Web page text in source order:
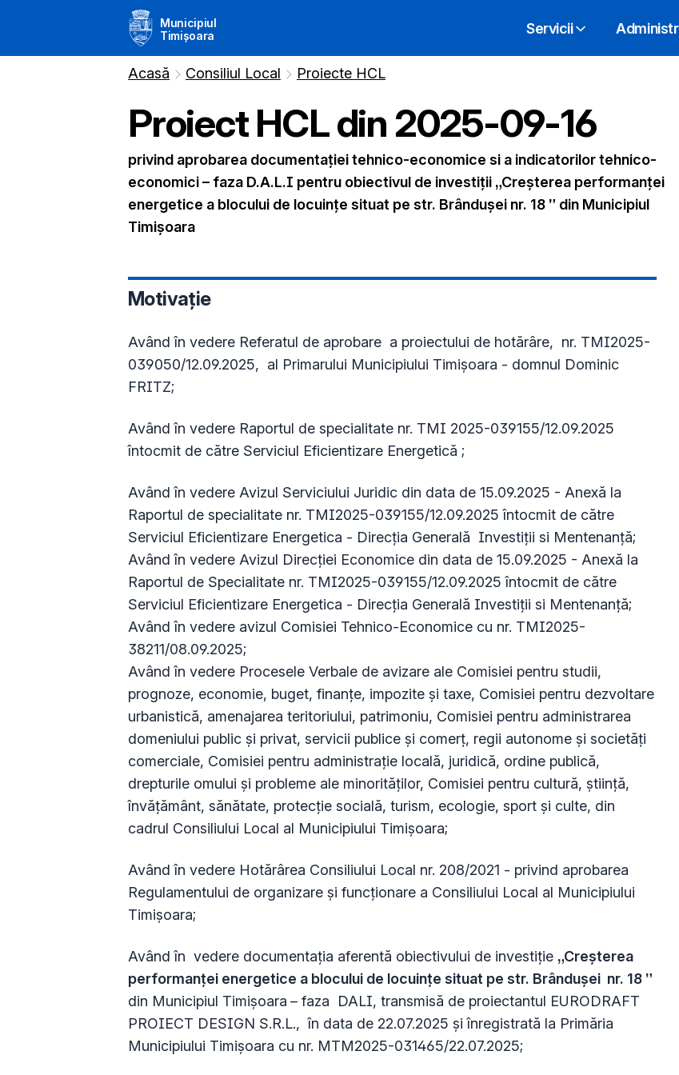
Municipiul
Timișoara
Servicii
Acasă Consiliul Local Proiecte HCL
Proiect HCL din 2025-09-16
privind aprobarea documentației tehnico-economice si a indicatorilor tehnico-
economici – faza D.A.L.I pentru obiectivul de investiții „Creșterea performanței
energetice a blocului de locuințe situat pe str. Brândușei nr. 18 ” din Municipiul
Timișoara
Motivație
Având în vedere Referatul de aprobare a proiectului de hotărâre, nr. TMI2025-
039050/12.09.2025, al Primarului Municipiului Timișoara - domnul Dominic
FRITZ;
Având în vedere Raportul de specialitate nr. TMI 2025-039155/12.09.2025
întocmit de către Serviciul Eficientizare Energetică ;
Având în vedere Avizul Serviciului Juridic din data de 15.09.2025 - Anexă la
Raportul de specialitate nr. TMI2025-039155/12.09.2025 întocmit de către
Serviciul Eficientizare Energetica - Direcția Generală Investiții si Mentenanță;
Având în vedere Avizul Direcției Economice din data de 15.09.2025 - Anexă la
Raportul de Specialitate nr. TMI2025-039155/12.09.2025 întocmit de către
Serviciul Eficientizare Energetica - Direcția Generală Investiții si Mentenanță;
Având în vedere avizul Comisiei Tehnico-Economice cu nr. TMI2025-
38211/08.09.2025;
Având în vedere Procesele Verbale de avizare ale Comisiei pentru studii,
prognoze, economie, buget, finanţe, impozite şi taxe, Comisiei pentru dezvoltare
urbanistică, amenajarea teritoriului, patrimoniu, Comisiei pentru administrarea
domeniului public şi privat, servicii publice şi comerţ, regii autonome şi societăţi
comerciale, Comisiei pentru administraţie locală, juridică, ordine publică,
drepturile omului şi probleme ale minorităţilor, Comisiei pentru cultură, ştiinţă,
învăţământ, sănătate, protecţie socială, turism, ecologie, sport şi culte, din
cadrul Consiliului Local al Municipiului Timişoara;
Având în vedere Hotărârea Consiliului Local nr. 208/2021 - privind aprobarea
Regulamentului de organizare și funcționare a Consiliului Local al Municipiului
Timișoara;
Având în vedere documentația aferentă obiectivului de investiție „Creșterea
performanței energetice a blocului de locuințe situat pe str. Brândușei nr. 18 ”
din Municipiul Timișoara – faza DALI, transmisă de proiectantul EURODRAFT
PROIECT DESIGN S.R.L., în data de 22.07.2025 şi înregistrată la Primăria
Municipiului Timișoara cu nr. MTM2025-031465/22.07.2025;